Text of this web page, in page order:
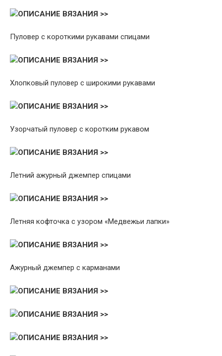
ОПИСАНИЕ ВЯЗАНИЯ >>
Пуловер с короткими рукавами спицами
ОПИСАНИЕ ВЯЗАНИЯ >>
Хлопковый пуловер с широкими рукавами
ОПИСАНИЕ ВЯЗАНИЯ >>
Узорчатый пуловер с коротким рукавом
ОПИСАНИЕ ВЯЗАНИЯ >>
Летний ажурный джемпер спицами
ОПИСАНИЕ ВЯЗАНИЯ >>
Летняя кофточка с узором «Медвежьи лапки»
ОПИСАНИЕ ВЯЗАНИЯ >>
Ажурный джемпер с карманами
ОПИСАНИЕ ВЯЗАНИЯ >>
ОПИСАНИЕ ВЯЗАНИЯ >>
ОПИСАНИЕ ВЯЗАНИЯ >>